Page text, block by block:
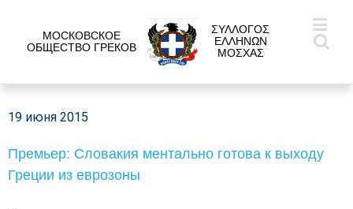
МОСКОВСКОЕ
ОБЩЕСТВО ГРЕКОВ
ΣΥΛΛΟΓΟΣ
ΕΛΛΗΝΩΝ
ΜΟΣΧΑΣ
19 июня 2015
Премьер: Словакия ментально готова к выходу
Греции из еврозоны